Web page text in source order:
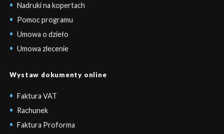
Nadruki na kopertach
Pomoc programu
Umowa o dzieło
Umowa zlecenie
Wystaw dokumenty online
Faktura VAT
Rachunek
Faktura Proforma